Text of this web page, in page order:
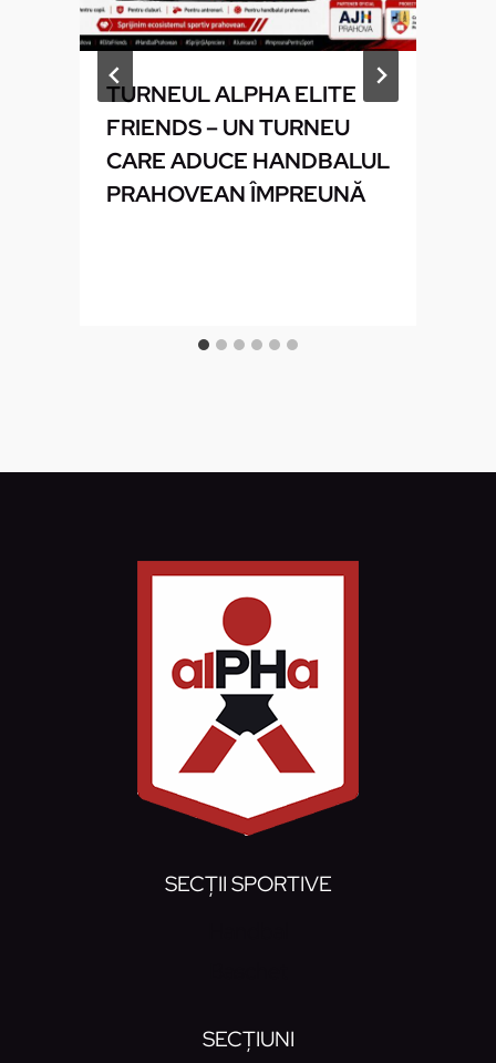
TURNEUL ALPHA ELITE
FRIENDS – UN TURNEU
CARE ADUCE HANDBALUL
PRAHOVEAN ÎMPREUNĂ
SECȚII SPORTIVE
SECȚIUNI